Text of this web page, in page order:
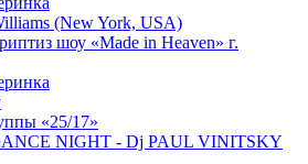
(New York, USA)
шоу «Made in Heaven» г.
«25/17»
NIGHT - Dj PAUL VINITSKY